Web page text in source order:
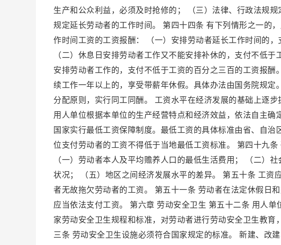
生产和公众利益，必须及时抢修的； （三）法律、行政法规
规定延长劳动者的工作时间。 第四十四条 有下列情形之一的
作时间工资的工资报酬： （一）安排劳动者延长工作时间的
（二）休息日安排劳动者工作又不能安排补休的，支付不低
安排劳动者工作的，支付不低于工资的百分之三百的工资报
续工作一年以上的，享受带薪年休假。具体办法由国务院规
分配原则，实行同工同酬。 工资水平在经济发展的基础上逐
用人单位根据本单位的生产经营特点和经济效益，依法自主
国家实行最低工资保障制度。最低工资的具体标准由省、自
位支付劳动者的工资不得低于当地最低工资标准。 第四十九
（一）劳动者本人及平均赡养人口的最低生活费用； （二）
状况； （五）地区之间经济发展水平的差异。 第五十条 工资
者无故拖欠劳动者的工资。 第五十一条 劳动者在法定休假日
应当依法支付工资。 第六章 劳动安全卫生 第五十二条 用人
家劳动安全卫生规程和标准，对劳动者进行劳动安全卫生教
三条 劳动安全卫生设施必须符合国家规定的标准。 新建、改